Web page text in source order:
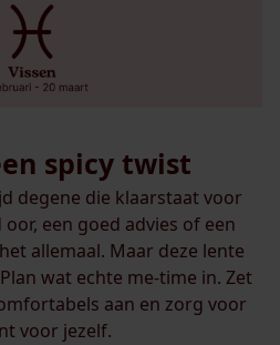
spicy twist
degene die klaarstaat voor
een goed advies of een
allemaal. Maar deze lente
wat echte me-time in. Zet
aan en zorg voor
voor jezelf.